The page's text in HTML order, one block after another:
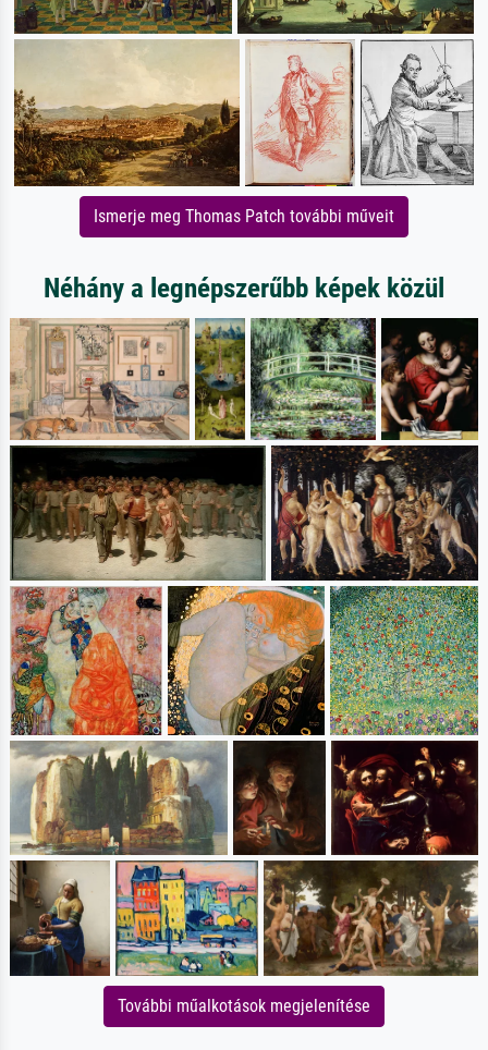
Ismerje meg Thomas Patch további műveit
Néhány a legnépszerűbb képek közül
További műalkotások megjelenítése